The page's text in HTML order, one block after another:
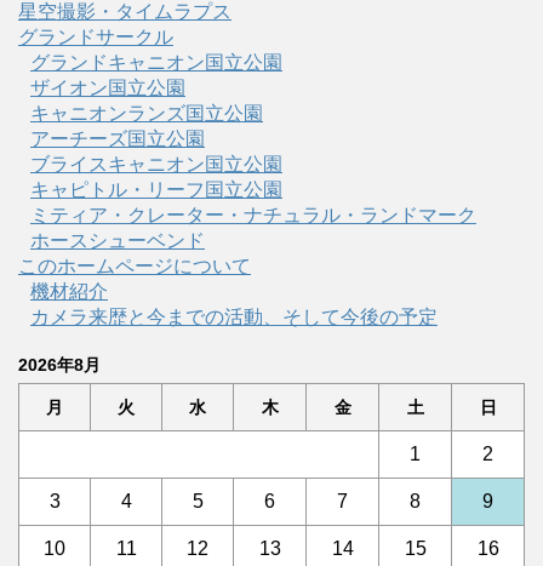
星空撮影・タイムラプス
グランドサークル
グランドキャニオン国立公園
ザイオン国立公園
キャニオンランズ国立公園
アーチーズ国立公園
ブライスキャニオン国立公園
キャピトル・リーフ国立公園
ミティア・クレーター・ナチュラル・ランドマーク
ホースシューベンド
このホームページについて
機材紹介
カメラ来歴と今までの活動、そして今後の予定
2026年8月
月 火 水 木 金 土 日
1 2
3 4 5 6 7 8 9
10 11 12 13 14 15 16